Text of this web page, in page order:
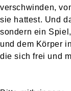
verschwinden,
sie hattest. Und
sondern ein
und dem Körper
die sich frei und